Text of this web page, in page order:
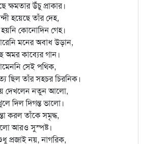
ক্ষমতার উঁচু প্রাকার।
হয়েছে তাঁর দেহ,
হয়নি কোনোদিন গেহ।
মনের অবাধ উড়ান,
অমর কাব্যের গান।
সেই পথিক,
ছিল তাঁর সহচর চিরনিক।
দেখলেন নতুন আলো,
দিল দিগন্ত ভালো।
করল তাঁকে সমৃদ্ধ,
আরও সুস্পষ্ট।
প্রজাই নয়, নাগরিক,